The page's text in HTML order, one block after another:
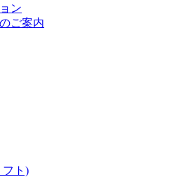
ン
ご案内
フト)